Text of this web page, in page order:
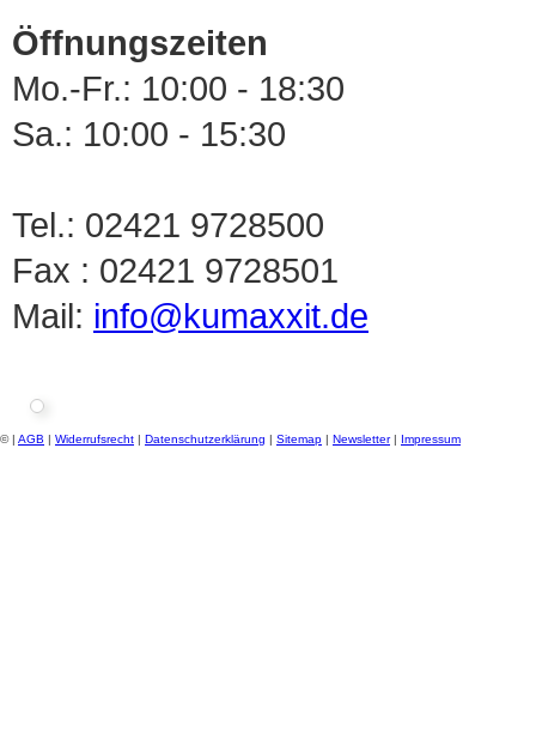
Öffnungszeiten
Mo.-Fr.: 10:00 - 18:30
Sa.: 10:00 - 15:30
Tel.: 02421 9728500
Fax : 02421 9728501
Mail: info@kumaxxit.de
© | AGB | Widerrufsrecht | Datenschutzerklärung | Sitemap | Newsletter| Impressum